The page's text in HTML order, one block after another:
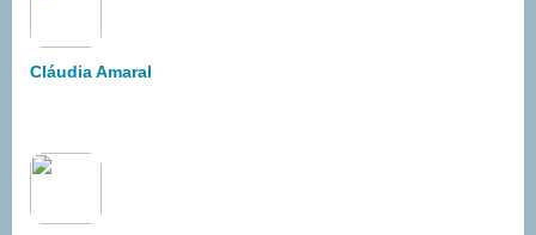
Cláudia Amaral